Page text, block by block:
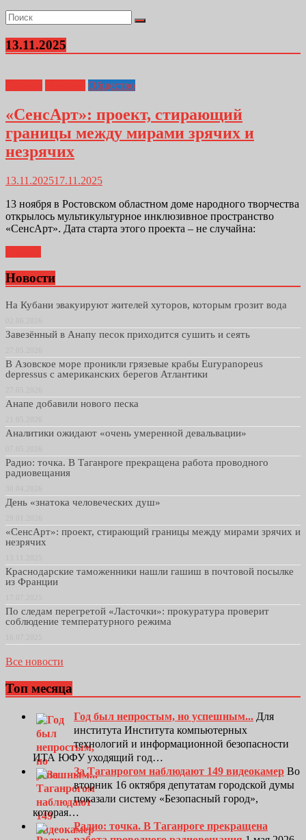
13.11.2025
Общество
«СенсАрт»: проект, стирающий
границы между мирами зрячих и
незрячих
13.11.202517.11.2025
13 ноября в Ростовском областном доме народного творчества
открылось мультикультурное инклюзивное пространство
«СенсАрт». Дата старта этого проекта – не случайна:
Новости
На Кубани эвакуируют жителей хуторов, которым грозит вода
Завезённый в Анапу песок приходится сушить и сеять
В Азовское море проникли грязевые крабы Eurypanopeus
depressus с американских берегов Атлантики
Анапе добавили нового песка
Аналитики ожидают «очень умеренной девальвации»
Радио: точка. В Таганроге прекращена работа проводного
радиовещания
День «знатока человеческих душ»
«СенсАрт»: проект, стирающий границы между мирами зрячих и
незрячих
Краснодарские таможенники нашли гашиш в почтовой посылке
из Франции
По следам перегретой «Ласточки»: прокуратура проверит
соблюдение температурного режима
Все новости
Топ месяца
Год был непростым, но успешным... Для
института Института компьютерных
технологий и информационной безопасности
ИТА ЮФУ уходящий год…
За Таганрогом наблюдают 149 видеокамер Во
вторник 16 октября депутатам городской думы
показали систему «Безопасный город»,
которая…
Радио: точка. В Таганроге прекращена